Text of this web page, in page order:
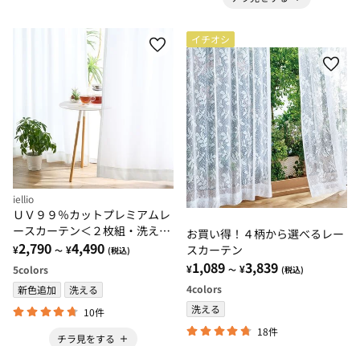
iellio
ＵＶ９９％カットプレミアムレ
ースカーテン＜２枚組・洗え
る・採光・断熱保温・見えにく
い・省エネ節電・引っ越し・模
様替え＞
¥2,790 ～ ¥4,490 (税込)
5colors
新色追加
洗える
10件
チラ見をする
イチオシ
お買い得！４柄から選べるレー
スカーテン
¥1,089 ～ ¥3,839 (税込)
4colors
洗える
18件